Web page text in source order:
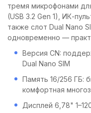
тремя микрофонами
(USB 3.2 Gen 1), ИК-
также слот Dual Nano
одновременно —
Версия CN:
Dual Nano SIM
Память 16/256 ГБ:
комфортная
Дисплей 6,78"